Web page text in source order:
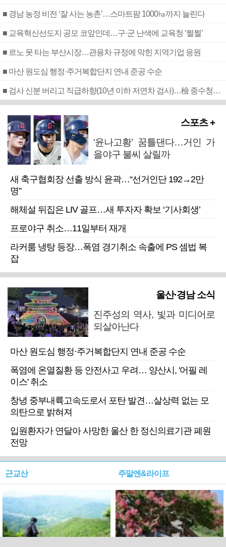
■ 경남 농정 비전 ‘잘 사는 농촌’…스마트팜 1000㏊까지 늘린다
■ 교육혁신선도지 공모 코앞인데…구·군 난색에 교육청 ‘쩔쩔’
■ 르노 못 타는 부산시장…관용차 규정에 막힌 지역기업 응원
■ 마산 원도심 행정·주거복합단지 연내 준공 수순
■ 검사 신분 버리고 직급하향(10년 이하 저연차 검사)…檢 중수청행 기피
스포츠 +
‘윤나고황’ 꿈틀댄다…거인 가
을야구 불씨 살릴까
새 축구협회장 선출 방식 윤곽…“선거인단 192→2만
명”
해체설 뒤집은 LIV 골프…새 투자자 확보 ‘기사회생’
프로야구 취소…11일부터 재개
라커룸 냉탕 등장…폭염 경기취소 속출에 PS 셈법 복
잡
울산·경남 소식
진주성의 역사, 빛과 미디어로
되살아난다
마산 원도심 행정·주거복합단지 연내 준공 수순
폭염에 온열질환 등 안전사고 우려… 양산시, '어필 레
이스' 취소
창녕 중부내륙고속도로서 포탄 발견…살상력 없는 모
의탄으로 밝혀져
입원환자가 연달아 사망한 울산 한 정신의료기관 폐원
전망
근교산 주말엔&라이프